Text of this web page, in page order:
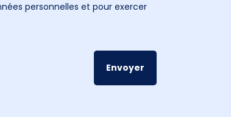
personnelles et pour exercer
Envoyer